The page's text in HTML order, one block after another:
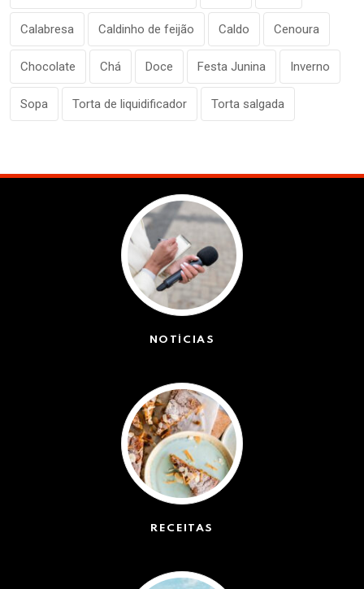
Calabresa Caldinho de feijão Caldo Cenoura
Chocolate Chá Doce Festa Junina Inverno
Sopa Torta de liquidificador Torta salgada
NOTÍCIAS
RECEITAS